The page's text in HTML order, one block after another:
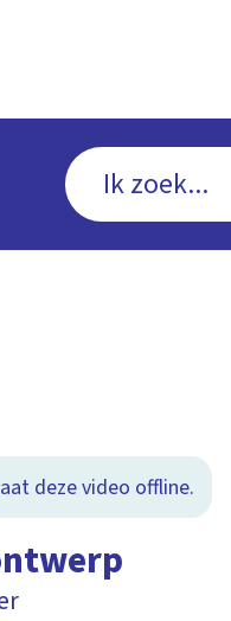
deze video offline.